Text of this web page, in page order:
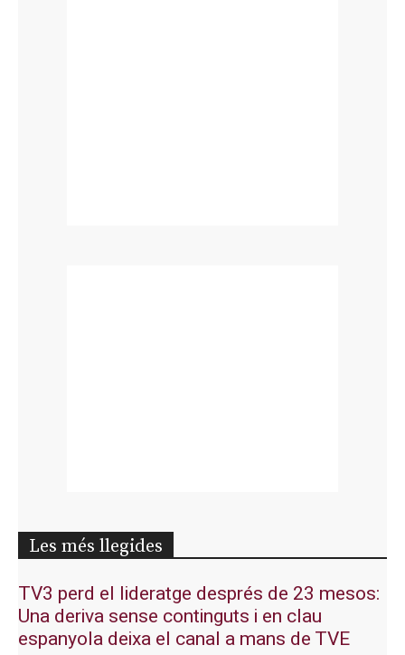
Les més llegides
TV3 perd el lideratge després de 23 mesos:
Una deriva sense continguts i en clau
espanyola deixa el canal a mans de TVE